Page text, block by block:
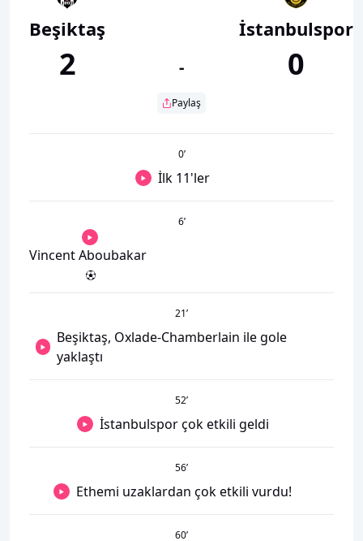
Beşiktaş
2 -
Paylaş
İstanbulspor
0
0’
İlk 11'ler
6’
Vincent Aboubakar
21’
Beşiktaş, Oxlade-Chamberlain ile gole
yaklaştı
52’
İstanbulspor çok etkili geldi
56’
Ethemi uzaklardan çok etkili vurdu!
60’